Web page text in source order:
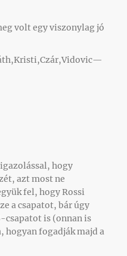
volt egy viszonylag jó
hogy
azt most ne
fel, hogy Rossi
a csapatot, bár úgy
csapatot is (onnan is
hogyan fogadják majd a